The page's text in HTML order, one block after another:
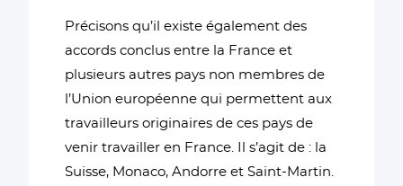
Précisons qu’il existe également des
accords conclus entre la France et
plusieurs autres pays non membres de
l’Union européenne qui permettent aux
travailleurs originaires de ces pays de
venir travailler en France. Il s’agit de : la
Suisse, Monaco, Andorre et Saint-Martin.